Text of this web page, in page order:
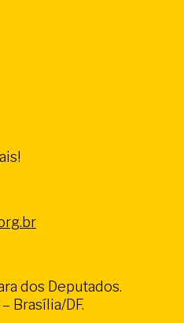
dos Deputados.
Brasília/DF.